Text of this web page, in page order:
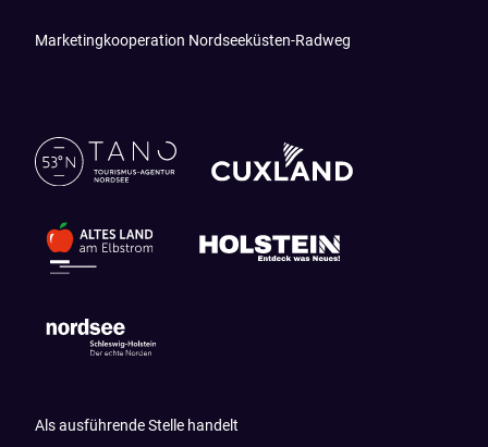
Marketingkooperation Nordseeküsten-Radweg
Als ausführende Stelle handelt